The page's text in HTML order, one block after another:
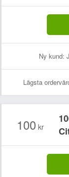
Ny kund:
Lägsta
100 kr